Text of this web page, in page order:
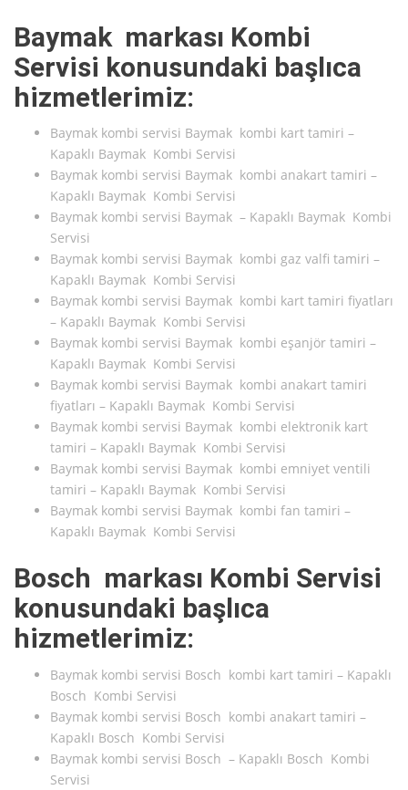
Baymak markası Kombi
Servisi konusundaki başlıca
hizmetlerimiz:
Baymak kombi servisi Baymak kombi kart tamiri –
Kapaklı Baymak Kombi Servisi
Baymak kombi servisi Baymak kombi anakart tamiri –
Kapaklı Baymak Kombi Servisi
Baymak kombi servisi Baymak – Kapaklı Baymak Kombi
Servisi
Baymak kombi servisi Baymak kombi gaz valfi tamiri –
Kapaklı Baymak Kombi Servisi
Baymak kombi servisi Baymak kombi kart tamiri fiyatları
– Kapaklı Baymak Kombi Servisi
Baymak kombi servisi Baymak kombi eşanjör tamiri –
Kapaklı Baymak Kombi Servisi
Baymak kombi servisi Baymak kombi anakart tamiri
fiyatları – Kapaklı Baymak Kombi Servisi
Baymak kombi servisi Baymak kombi elektronik kart
tamiri – Kapaklı Baymak Kombi Servisi
Baymak kombi servisi Baymak kombi emniyet ventili
tamiri – Kapaklı Baymak Kombi Servisi
Baymak kombi servisi Baymak kombi fan tamiri –
Kapaklı Baymak Kombi Servisi
Bosch markası Kombi Servisi
konusundaki başlıca
hizmetlerimiz:
Baymak kombi servisi Bosch kombi kart tamiri – Kapaklı
Bosch Kombi Servisi
Baymak kombi servisi Bosch kombi anakart tamiri –
Kapaklı Bosch Kombi Servisi
Baymak kombi servisi Bosch – Kapaklı Bosch Kombi
Servisi